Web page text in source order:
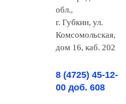
обл.,
г. Губкин, ул.
Комсомольская,
дом 16, каб. 202
8 (4725) 45-12-
00 доб. 608